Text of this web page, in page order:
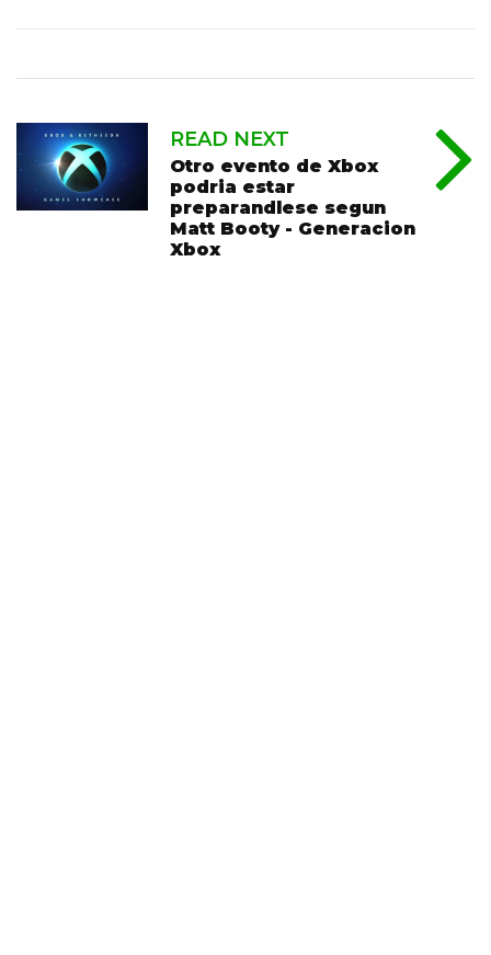
READ NEXT
Otro evento de Xbox
podria estar
preparandlese segun
Matt Booty - Generacion
Xbox